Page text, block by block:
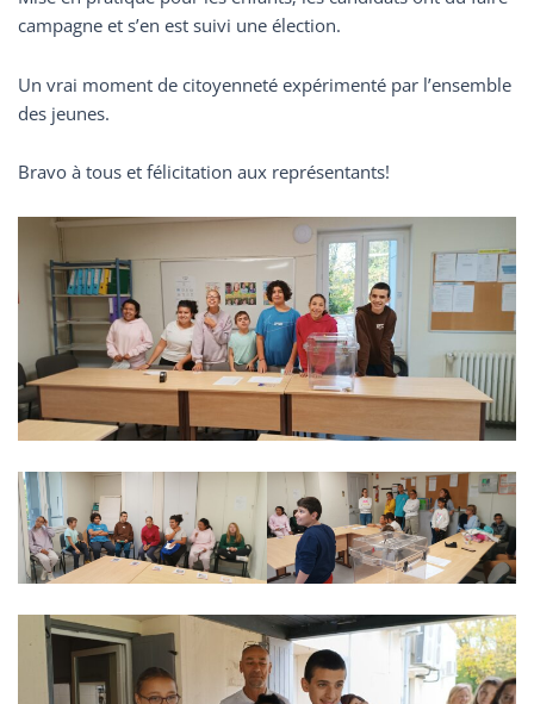
campagne et s’en est suivi une élection.
Un vrai moment de citoyenneté expérimenté par l’ensemble
des jeunes.
Bravo à tous et félicitation aux représentants!